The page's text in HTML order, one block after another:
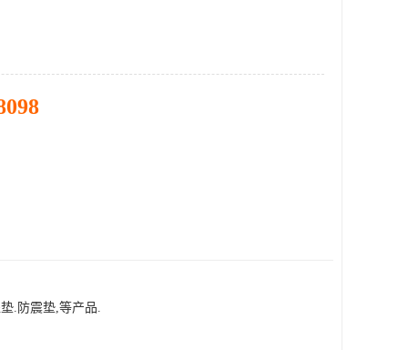
垫.防震垫,等产品.